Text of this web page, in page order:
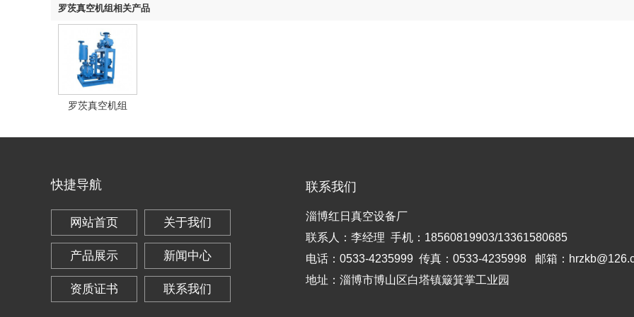
罗茨真空机组相关产品
罗茨真空机组
快捷导航
网站首页 关于我们
产品展示 新闻中心
资质证书 联系我们
联系我们
淄博红日真空设备厂
联系人：李经理 手机：18560819903/13361580685
电话：0533-4235999 传真：0533-4235998 邮箱：
地址：淄博市博山区白塔镇簸箕掌工业园